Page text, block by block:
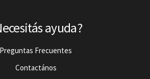
ayuda?
Preguntas Frecuentes
Contactános